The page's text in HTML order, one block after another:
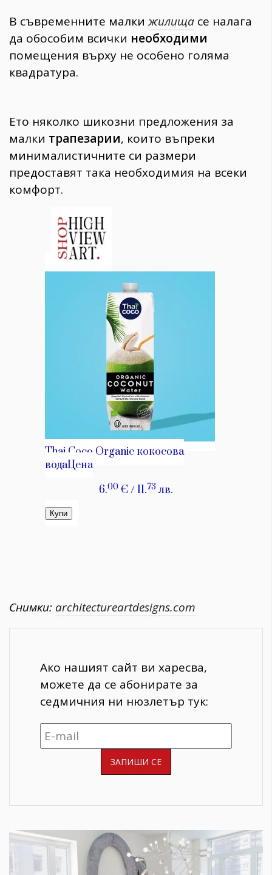
Gentlemen
382
Wellness
1817
НИ
В съвременните малкижилища се налага
да обособим всички необходими
помещения върху не особено голяма
квадратура.
Ето няколко шикозни предложения за
малки трапезарии, които въпреки
минималистичните си размери
предоставят така необходимия на всеки
комфорт.
Снимки: architectureartdesigns.com
Ако нашият сайт ви харесва,
можете да се абонирате за
седмичния ни нюзлетър тук: